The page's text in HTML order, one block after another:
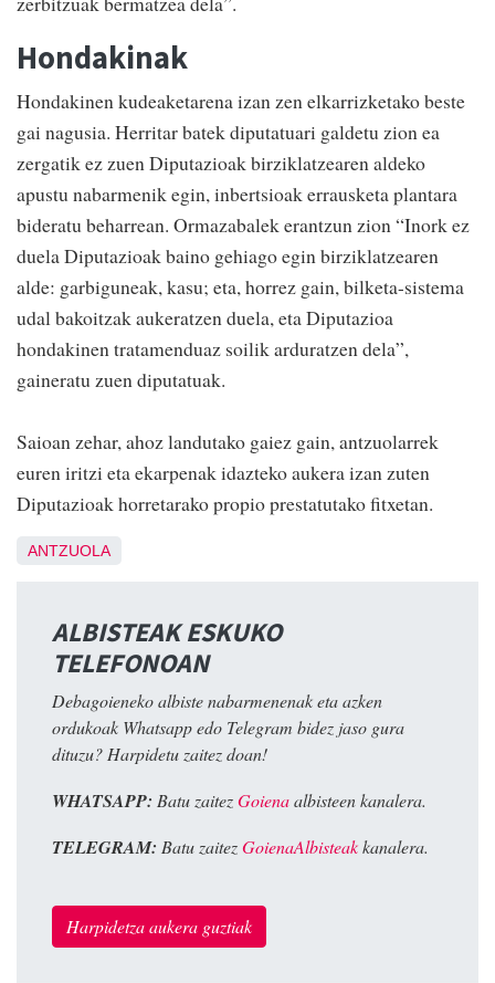
Hondakinak
Hondakinen kudeaketarena izan zen elkarrizketako beste
gai nagusia. Herritar batek diputatuari galdetu zion ea
zergatik ez zuen Diputazioak birziklatzearen aldeko
apustu nabarmenik egin, inbertsioak errausketa plantara
bideratu beharrean. Ormazabalek erantzun zion “Inork ez
duela Diputazioak baino gehiago egin birziklatzearen
alde: garbiguneak, kasu; eta, horrez gain, bilketa-sistema
udal bakoitzak aukeratzen duela, eta Diputazioa
hondakinen tratamenduaz soilik arduratzen dela”,
gaineratu zuen diputatuak.
Saioan zehar, ahoz landutako gaiez gain, antzuolarrek
euren iritzi eta ekarpenak idazteko aukera izan zuten
Diputazioak horretarako propio prestatutako fitxetan.
ANTZUOLA
ALBISTEAK ESKUKO
TELEFONOAN
Debagoieneko albiste nabarmenenak eta azken
ordukoak Whatsapp edo Telegram bidez jaso gura
dituzu? Harpidetu zaitez doan!
WHATSAPP: Batu zaitezGoienaalbisteen kanalera.
TELEGRAM: Batu zaitezGoienaAlbisteakkanalera.
Harpidetza aukera guztiak